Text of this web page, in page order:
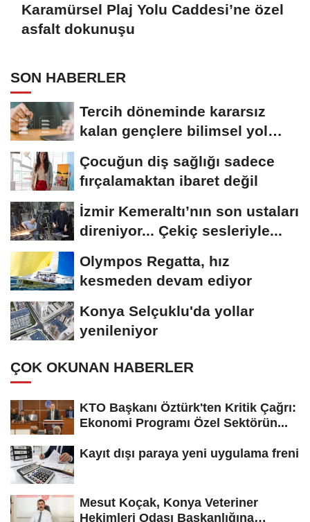
Karamürsel Plaj Yolu Caddesi’ne özel
asfalt dokunuşu
SON HABERLER
Tercih döneminde kararsız
kalan gençlere bilimsel yol
Çocuğun diş sağlığı sadece
fırçalamaktan ibaret değil
İzmir Kemeraltı’nın son ustaları
direniyor... Çekiç sesleriyle...
Olympos Regatta, hız
kesmeden devam ediyor
Konya Selçuklu'da yollar
yenileniyor
ÇOK OKUNAN HABERLER
KTO Başkanı Öztürk'ten Kritik Çağrı:
Ekonomi Programı Özel Sektörün...
Kayıt dışı paraya yeni uygulama freni
Mesut Koçak, Konya Veteriner
Hekimleri Odası Başkanlığına